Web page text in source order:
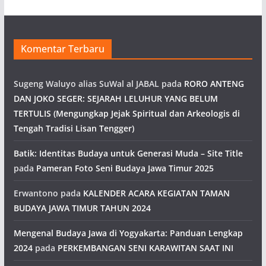
Komentar Terbaru
Sugeng Waluyo alias SuWal al JABAL pada RORO ANTENG
DAN JOKO SEGER: SEJARAH LELUHUR YANG BELUM
TERTULIS (Mengungkap Jejak Spiritual dan Arkeologis di
Tengah Tradisi Lisan Tengger)
Batik: Identitas Budaya untuk Generasi Muda – Site Title
pada Pameran Foto Seni Budaya Jawa Timur 2025
Erwantono pada KALENDER ACARA KEGIATAN TAMAN
BUDAYA JAWA TIMUR TAHUN 2024
Mengenal Budaya Jawa di Yogyakarta: Panduan Lengkap
2024pada PERKEMBANGAN SENI KARAWITAN SAAT INI